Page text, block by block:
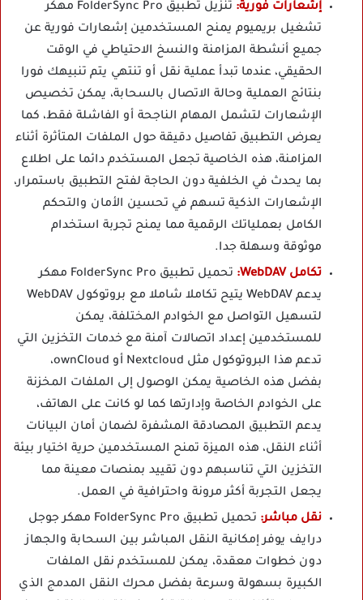
إشعارات فورية:
تنزيل تطبيق FolderSync Pro مهكر
تشغيل بريميوم يمنح المستخدمين إشعارات فورية عن
جميع أنشطة المزامنة والنسخ الاحتياطي في الوقت
الحقيقي، عندما تبدأ عملية نقل أو تنتهي يتم تنبيهك فورا
بنتائج العملية وحالة الاتصال بالسحابة، يمكن تخصيص
الإشعارات لتشمل المهام الناجحة أو الفاشلة فقط، كما
يعرض التطبيق تفاصيل دقيقة حول الملفات المتأثرة أثناء
المزامنة، هذه الخاصية تجعل المستخدم دائما على اطلاع
بما يحدث في الخلفية دون الحاجة لفتح التطبيق باستمرار،
الإشعارات الذكية تسهم في تحسين الأمان والتحكم
الكامل بعملياتك الرقمية مما يمنح تجربة استخدام
موثوقة وسهلة جدا.
تكامل WebDAV:
تحميل تطبيق FolderSync Pro مهكر
يدعم WebDAV يتيح تكاملا شاملا مع بروتوكول WebDAV
لتسهيل التواصل مع الخوادم المختلفة، يمكن
للمستخدمين إعداد اتصالات آمنة مع خدمات التخزين التي
تدعم هذا البروتوكول مثل Nextcloud أو ownCloud،
بفضل هذه الخاصية يمكن الوصول إلى الملفات المخزنة
على الخوادم الخاصة وإدارتها كما لو كانت على الهاتف،
يدعم التطبيق المصادقة المشفرة لضمان أمان البيانات
أثناء النقل، هذه الميزة تمنح المستخدمين حرية اختيار بيئة
التخزين التي تناسبهم دون تقييد بمنصات معينة مما
يجعل التجربة أكثر مرونة واحترافية في العمل.
نقل مباشر:
تحميل تطبيق FolderSync Pro مهكر جوجل
درايف يوفر إمكانية النقل المباشر بين السحابة والجهاز
دون خطوات معقدة، يمكن للمستخدم نقل الملفات
الكبيرة بسهولة وسرعة بفضل محرك النقل المدمج الذي